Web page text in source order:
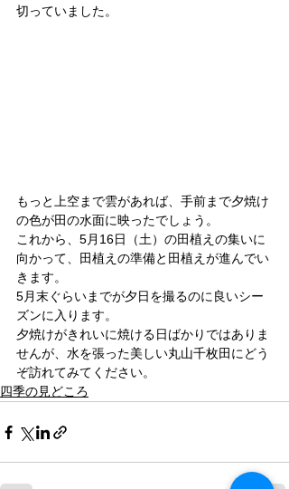
切っていました。
もっと上空まで雲があれば、手前まで夕焼け
の色が田の水面に映ったでしょう。
これから、5月16日（土）の田植えの集いに
向かって、田植えの準備と田植えが進んでい
きます。
5月末ぐらいまでが夕日を撮るのに良いシー
ズンに入ります。
夕焼けがきれいに焼ける日ばかりではありま
せんが、水を張った美しい丸山千枚田にどう
ぞ訪れてみてください。
四季の見どころ